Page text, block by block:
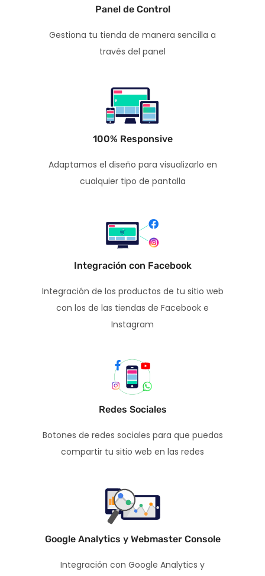
Panel de Control
Gestiona tu tienda de manera sencilla a
través del panel
100% Responsive
Adaptamos el diseño para visualizarlo en
cualquier tipo de pantalla
Integración con Facebook
Integración de los productos de tu sitio web
con los de las tiendas de Facebook e
Instagram
Redes Sociales
Botones de redes sociales para que puedas
compartir tu sitio web en las redes
Google Analytics y Webmaster Console
Integración con Google Analytics y